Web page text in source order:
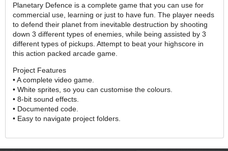
Planetary Defence is a complete game that you can use for
commercial use, learning or just to have fun. The player needs
to defend their planet from inevitable destruction by shooting
down 3 different types of enemies, while being assisted by 3
different types of pickups. Attempt to beat your highscore in
this action packed arcade game.
Project Features
• A complete video game.
• White sprites, so you can customise the colours.
• 8-bit sound effects.
• Documented code.
• Easy to navigate project folders.